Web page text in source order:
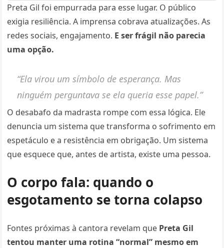
Preta Gil foi empurrada para esse lugar. O público
exigia resiliência. A imprensa cobrava atualizações. As
redes sociais, engajamento. E ser frágil não parecia
uma opção.
“Ela virou um símbolo de esperança. Mas
ninguém perguntava se ela queria esse papel.”
O desabafo da madrasta rompe com essa lógica. Ele
denuncia um sistema que transforma o sofrimento em
espetáculo e a resistência em obrigação. Um sistema
que esquece que, antes de artista, existe uma pessoa.
O corpo fala: quando o
esgotamento se torna colapso
Fontes próximas à cantora revelam que Preta Gil
tentou manter uma rotina “normal” mesmo em